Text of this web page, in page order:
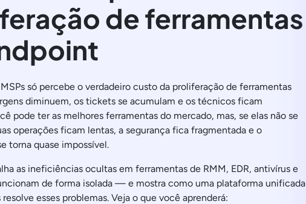
de ferramentas
só percebe o verdadeiro custo da proliferação de ferramentas
diminuem, os tickets se acumulam e os técnicos ficam
pode ter as melhores ferramentas do mercado, mas, se elas não se
operações ficam lentas, a segurança fica fragmentada e o
torna quase impossível.
as ineficiências ocultas em ferramentas de RMM, EDR, antivírus e
de forma isolada — e mostra como uma plataforma unificada
esses problemas. Veja o que você aprenderá: